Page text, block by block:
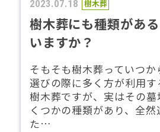
2023.07.18 樹木葬
樹木葬にも種類があ
いますか？
そもそも樹木葬っていつ
選びの際に多く方が利用
樹木葬ですが、実はその
くつかの種類があり、全
た…